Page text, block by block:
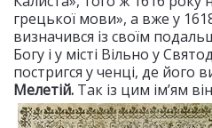
грецької мови», а вже у
визначився із своїм
Богу і у місті Вільно у
постригся у ченці, де його
Мелетій. Так із цим ім’ям